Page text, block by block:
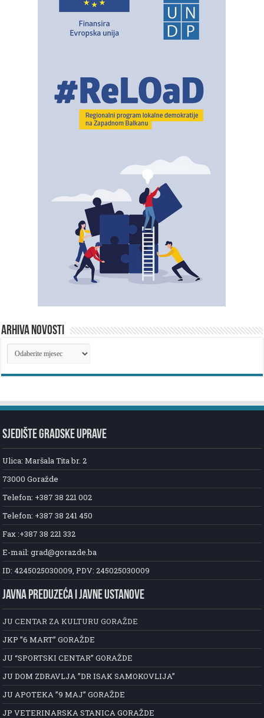
ARHIVA NOVOSTI
ARHIVA
NOVOSTI
SJEDIŠTE GRADSKE UPRAVE
Ulica: Maršala Tita br. 2
73000 Goražde
Telefon: +387 38 221 002
Telefon: +387 38 241 450
Fax :+387 38 221 332
E-mail: grad@gorazde.ba
ID: 4245025030009, PDV: 245025030009
JAVNA PREDUZEĆA I JAVNE USTANOVE
JU CENTAR ZA KULTURU GORAŽDE
JKP ”6 MART” GORAŽDE
JU “SPORTSKI CENTAR” GORAŽDE
JU DOM ZDRAVLJA ”DR ISAK SAMOKOVLIJA”
JU APOTEKA ”9 MAJ” GORAŽDE
JP VETERINARSKA STANICA GORAŽDE